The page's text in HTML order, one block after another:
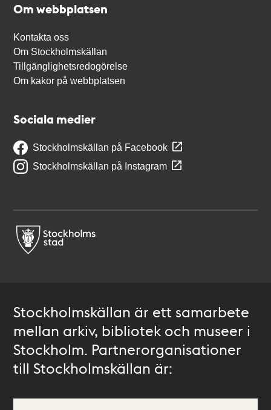
Om webbplatsen
Kontakta oss
Om Stockholmskällan
Tillgänglighetsredogörelse
Om kakor på webbplatsen
Sociala medier
Stockholmskällan på Facebook
Stockholmskällan på Instagram
Stockholmskällan är ett samarbete
mellan arkiv, bibliotek och museer i
Stockholm. Partnerorganisationer
till Stockholmskällan är: